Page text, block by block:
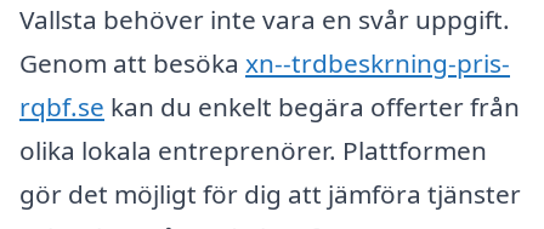
Vallsta behöver inte vara en svår uppgift.
Genom att besöka xn--trdbeskrning-pris-
rqbf.se kan du enkelt begära offerter från
olika lokala entreprenörer. Plattformen
gör det möjligt för dig att jämföra tjänster